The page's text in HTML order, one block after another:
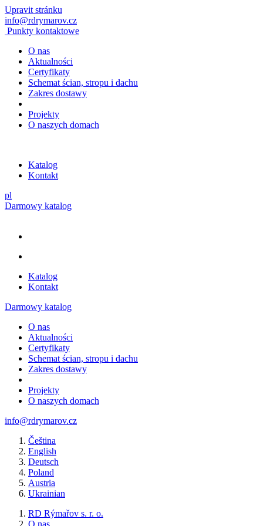
Upravit stránku
info@rdrymarov.cz
Punkty kontaktowe
O nas
Aktualności
Certyfikaty
Schemat ścian, stropu i dachu
Zakres dostawy
Projekty
O naszych domach
Katalog
Kontakt
pl
Darmowy katalog
Katalog
Kontakt
Darmowy katalog
O nas
Aktualności
Certyfikaty
Schemat ścian, stropu i dachu
Zakres dostawy
Projekty
O naszych domach
info@rdrymarov.cz
Čeština
English
Deutsch
Poland
Austria
Ukrainian
RD Rýmařov s. r. o.
O nas